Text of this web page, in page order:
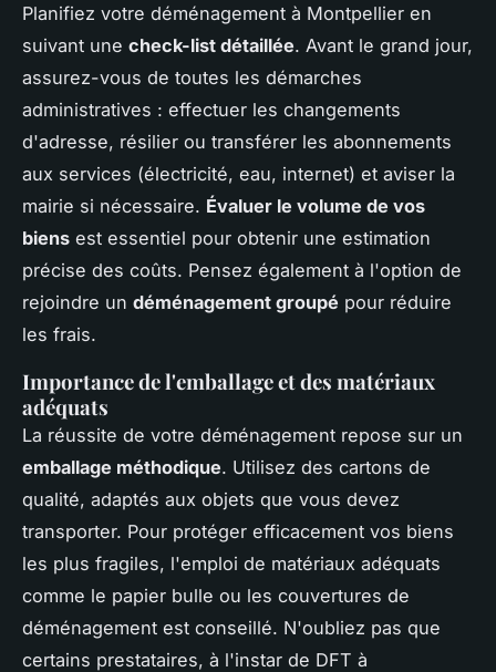
Planifiez votre déménagement à Montpellier en
suivant une check-list détaillée. Avant le grand jour,
assurez-vous de toutes les démarches
administratives : effectuer les changements
d'adresse, résilier ou transférer les abonnements
aux services (électricité, eau, internet) et aviser la
mairie si nécessaire. Évaluer le volume de vos
biens est essentiel pour obtenir une estimation
précise des coûts. Pensez également à l'option de
rejoindre un déménagement groupé pour réduire
les frais.
Importance de l'emballage et des matériaux
adéquats
La réussite de votre déménagement repose sur un
emballage méthodique. Utilisez des cartons de
qualité, adaptés aux objets que vous devez
transporter. Pour protéger efficacement vos biens
les plus fragiles, l'emploi de matériaux adéquats
comme le papier bulle ou les couvertures de
déménagement est conseillé. N'oubliez pas que
certains prestataires, à l'instar de DFT à